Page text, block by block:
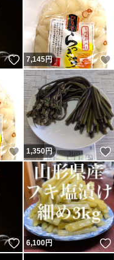
いいね！
7,145円
いいね！
1,350円
いいね！
6,100円